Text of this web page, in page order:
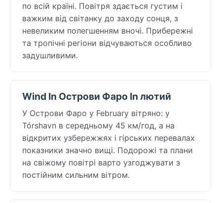
по всій країні. Повітря здається густим і
важким від світанку до заходу сонця, з
невеликим полегшенням вночі. Прибережні
та тропічні регіони відчуваються особливо
задушливими.
Wind In Острови Фаро In лютий
У Острови Фаро у February вітряно: у
Tórshavn в середньому 45 км/год, а на
відкритих узбережжях і гірських перевалах
показники значно вищі. Подорожі та плани
на свіжому повітрі варто узгоджувати з
постійним сильним вітром.